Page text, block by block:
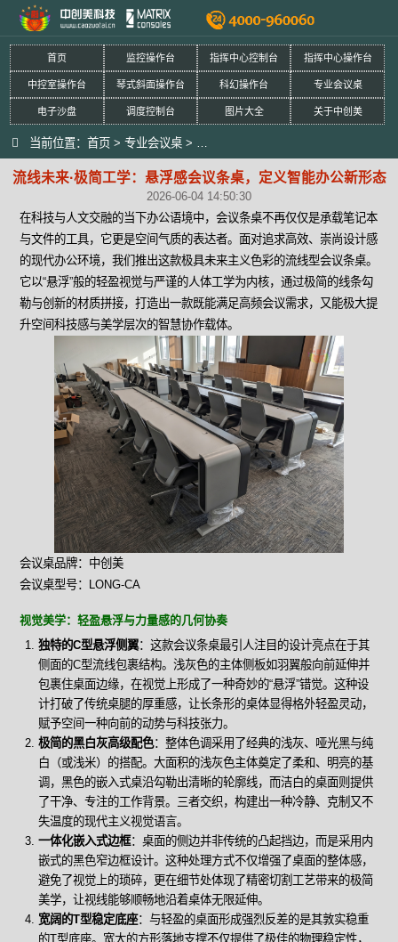
首页 监控操作台 指挥中心控制台 指挥中心操作台
中控室操作台 琴式斜面操作台 科幻操作台 专业会议桌
电子沙盘 调度控制台 图片大全 关于中创美
当前位置：首页 > 专业会议桌 > 流线未来·极简工学：悬浮感会议条桌
流线未来·极简工学：悬浮感会议条桌，定义智能办公新形态
2026-06-04 14:50:30
在科技与人文交融的当下办公语境中，会议条桌不再仅仅是承载笔记本
与文件的工具，它更是空间气质的表达者。面对追求高效、崇尚设计感
的现代办公环境，我们推出这款极具未来主义色彩的流线型会议条桌。
它以“悬浮”般的轻盈视觉与严谨的人体工学为内核，通过极简的线条勾
勒与创新的材质拼接，打造出一款既能满足高频会议需求，又能极大提
升空间科技感与美学层次的智慧协作载体。
会议桌品牌：中创美
会议桌型号：LONG-CA
视觉美学：轻盈悬浮与力量感的几何协奏
独特的C型悬浮侧翼：这款会议条桌最引人注目的设计亮点在于其
侧面的C型流线包裹结构。浅灰色的主体侧板如羽翼般向前延伸并
包裹住桌面边缘，在视觉上形成了一种奇妙的“悬浮”错觉。这种设
计打破了传统桌腿的厚重感，让长条形的桌体显得格外轻盈灵动，
赋予空间一种向前的动势与科技张力。
极简的黑白灰高级配色：整体色调采用了经典的浅灰、哑光黑与纯
白（或浅米）的搭配。大面积的浅灰色主体奠定了柔和、明亮的基
调，黑色的嵌入式桌沿勾勒出清晰的轮廓线，而洁白的桌面则提供
了干净、专注的工作背景。三者交织，构建出一种冷静、克制又不
失温度的现代主义视觉语言。
一体化嵌入式边框：桌面的侧边并非传统的凸起挡边，而是采用内
嵌式的黑色窄边框设计。这种处理方式不仅增强了桌面的整体感，
避免了视觉上的琐碎，更在细节处体现了精密切割工艺带来的极简
美学，让视线能够顺畅地沿着桌体无限延伸。
宽阔的T型稳定底座：与轻盈的桌面形成强烈反差的是其敦实稳重
的T型底座。宽大的方形落地支撑不仅提供了极佳的物理稳定性，